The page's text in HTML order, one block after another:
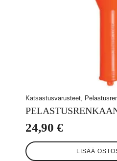
Katsastusvarusteet,
24,90 €
LISÄÄ